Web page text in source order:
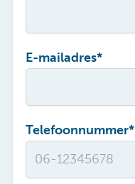
E-mailadres*
Telefoonnummer*